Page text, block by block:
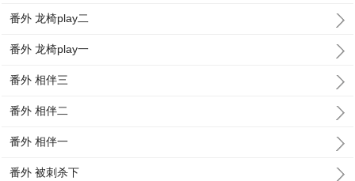
番外 龙椅play二
番外 龙椅play一
番外 相伴三
番外 相伴二
番外 相伴一
番外 被刺杀下